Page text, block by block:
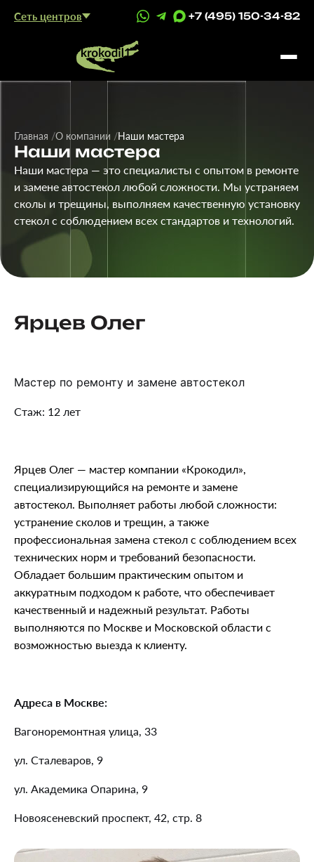
Сеть центров +7 (495) 150-34-82
Главная О компании Наши мастера
Наши мастера
Наши мастера — это специалисты с опытом в ремонте
и замене автостекол любой сложности. Мы устраняем
сколы и трещины, выполняем качественную установку
стекол с соблюдением всех стандартов и технологий.
Ярцев Олег
Мастер по ремонту и замене автостекол
Стаж: 12 лет
Ярцев Олег — мастер компании «Крокодил»,
специализирующийся на ремонте и замене
автостекол. Выполняет работы любой сложности:
устранение сколов и трещин, а также
профессиональная замена стекол с соблюдением всех
технических норм и требований безопасности.
Обладает большим практическим опытом и
аккуратным подходом к работе, что обеспечивает
качественный и надежный результат. Работы
выполняются по Москве и Московской области с
возможностью выезда к клиенту.
Адреса в Москве:
Вагоноремонтная улица, 33
ул. Сталеваров, 9
ул. Академика Опарина, 9
Новоясеневский проспект, 42, стр. 8